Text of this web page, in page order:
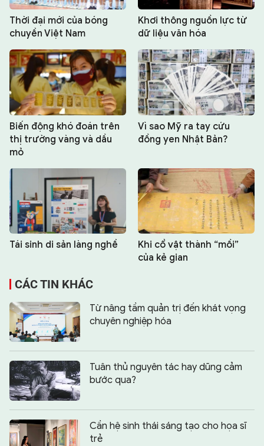
Thời đại mới của bóng
chuyền Việt Nam
Khơi thông nguồn lực từ
dữ liệu văn hóa
Biến động khó đoán trên
thị trường vàng và dầu
mỏ
Vì sao Mỹ ra tay cứu
đồng yen Nhật Bản?
Tái sinh di sản làng nghề
Khi cổ vật thành “mồi”
của kẻ gian
CÁC TIN KHÁC
Từ nâng tầm quản trị đến khát vọng
chuyên nghiệp hóa
Tuân thủ nguyên tác hay dũng cảm
bước qua?
Cần hệ sinh thái sáng tạo cho họa sĩ
trẻ